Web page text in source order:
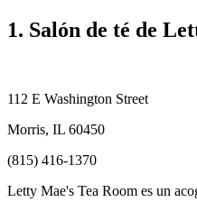
1. Salón de té de
112 E Washington Street
Morris, IL 60450
(815) 416-1370
Letty Mae's Tea Room es un